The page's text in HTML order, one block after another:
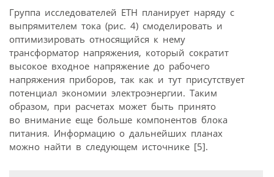
Группа исследователей ЕТН планирует наряду с
выпрямителем тока (рис. 4) смоделировать и
оптимизировать относящийся к нему
трансформатор напряжения, который сократит
высокое входное напряжение до рабочего
напряжения приборов, так как и тут присутствует
потенциал экономии электроэнергии. Таким
образом, при расчетах может быть принято
во внимание еще больше компонентов блока
питания. Информацию о дальнейших планах
можно найти в следующем источнике [5].